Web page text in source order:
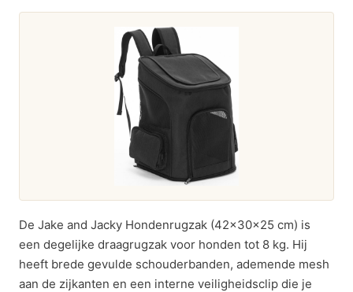
De Jake and Jacky Hondenrugzak (42x30x25 cm) is
een degelijke draagrugzak voor honden tot 8 kg. Hij
heeft brede gevulde schouderbanden, ademende mesh
aan de zijkanten en een interne veiligheidsclip die je